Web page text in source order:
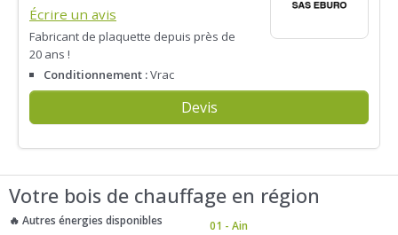
Écrire un avis
Fabricant de plaquette depuis près de
20 ans !
Conditionnement :Vrac
Devis
Votre bois de chauffage en région
🔥 Autres énergies disponibles
01 - Ain